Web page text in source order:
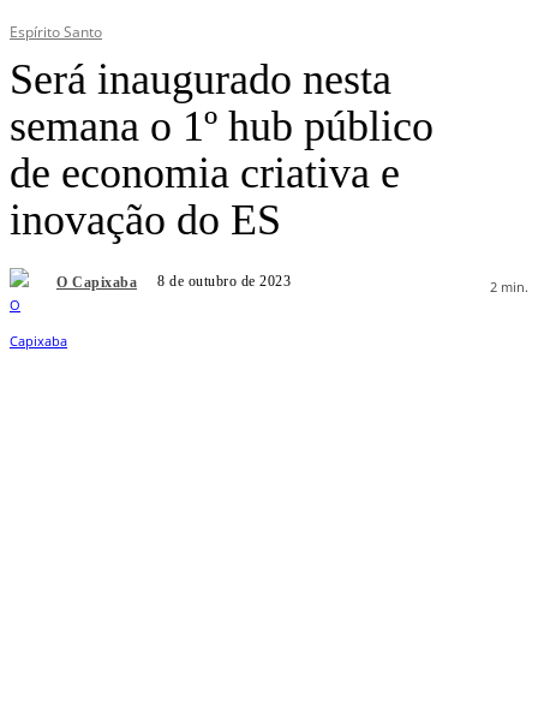
Espírito Santo
Será inaugurado nesta
semana o 1º hub público
de economia criativa e
inovação do ES
O Capixaba 8 de outubro de 2023 2 min.